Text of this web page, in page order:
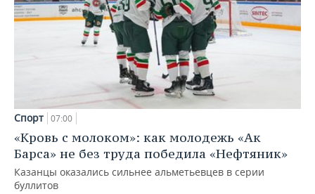
Спорт 07:00
«Кровь с молоком»: как молодежь «Ак
Барса» не без труда победила «Нефтяник»
Казанцы оказались сильнее альметьевцев в серии
буллитов